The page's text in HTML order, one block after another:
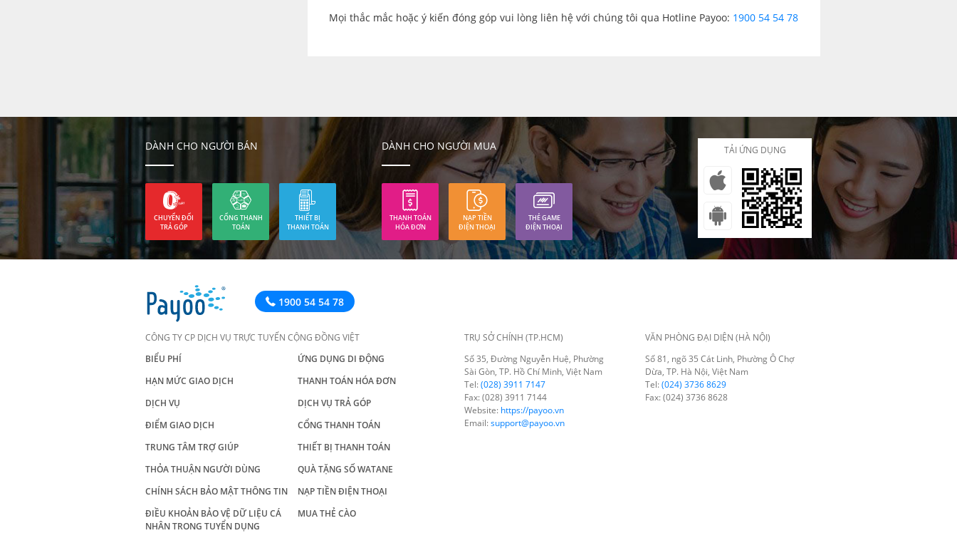
Mọi thắc mắc hoặc ý kiến đóng góp vui lòng liên hệ với chúng tôi qua Hotline Payoo: 1900 54 54 78
DÀNH CHO NGƯỜI BÁN
CHUYỂN ĐỔI
TRẢ GÓP
CỔNG THANH
TOÁN
THIẾT BỊ
THANH TOÁN
DÀNH CHO NGƯỜI MUA
THANH TOÁN
HÓA ĐƠN
NẠP TIỀN
ĐIỆN THOẠI
THẺ GAME
ĐIỆN THOẠI
TẢI ỨNG DỤNG
1900 54 54 78
CÔNG TY CP DỊCH VỤ TRỰC TUYẾN CỘNG ĐỒNG VIỆT
BIỂU PHÍ
HẠN MỨC GIAO DỊCH
DỊCH VỤ
ĐIỂM GIAO DỊCH
TRUNG TÂM TRỢ GIÚP
THỎA THUẬN NGƯỜI DÙNG
CHÍNH SÁCH BẢO MẬT THÔNG TIN
ĐIỀU KHOẢN BẢO VỆ DỮ LIỆU CÁ
NHÂN TRONG TUYỂN DỤNG
ỨNG DỤNG DI ĐỘNG
THANH TOÁN HÓA ĐƠN
DỊCH VỤ TRẢ GÓP
CỔNG THANH TOÁN
THIẾT BỊ THANH TOÁN
QUÀ TẶNG SỐ WATANE
NẠP TIỀN ĐIỆN THOẠI
MUA THẺ CÀO
TRỤ SỞ CHÍNH (TP.HCM)
Số 35, Đường Nguyễn Huệ, Phường
Sài Gòn, TP. Hồ Chí Minh, Việt Nam
Tel:(028) 3911 7147
Fax: (028) 3911 7144
Website: https://payoo.vn
Email:support@payoo.vn
VĂN PHÒNG ĐẠI DIỆN (HÀ NỘI)
Số 81, ngõ 35 Cát Linh, Phường Ô Chợ
Dừa, TP. Hà Nội, Việt Nam
Tel:(024) 3736 8629
Fax: (024) 3736 8628